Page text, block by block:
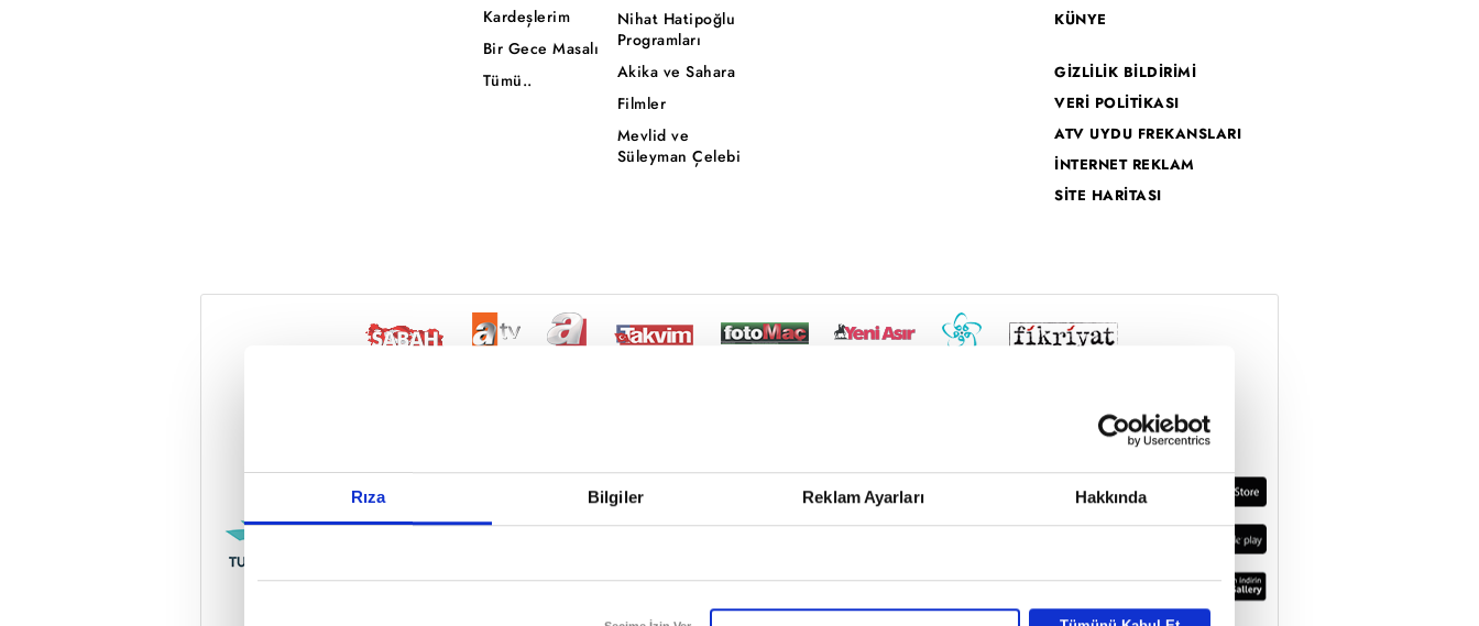
Rıza Bilgiler Reklam Ayarları Hakkında
Reddet
Kardeşlerim
Bir Gece Masalı
Tümü..
Nihat Hatipoğlu
Programları
Akika ve Sahara
Filmler
Mevlid ve
Süleyman Çelebi
KÜNYE
GİZLİLİK BİLDİRİMİ
VERİ POLİTİKASI
ATV UYDU FREKANSLARI
İNTERNET REKLAM
SİTE HARİTASI